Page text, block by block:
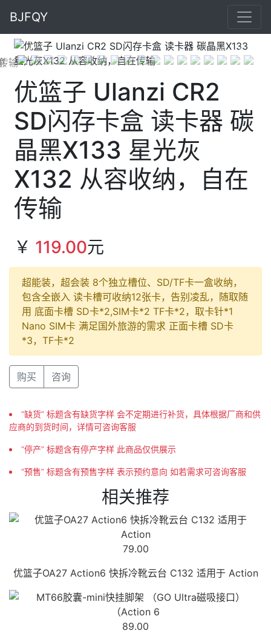
BJFQY
Previous Next
优篮子 Ulanzi CR2
SD闪存卡盒 读卡器 碳
晶黑X133 星光灰
X132 从容收纳，自在
传输
￥ 119.00元
超能装，超会装 8个独立槽位、SD/TF卡一盒收纳，
包含全嵌入 读卡槽可收纳12张卡，告别凌乱，随取随
用 底面卡槽 SD卡*2,SIM卡*2 TF卡*2，取卡针*1
Nano SIM卡 满足国外旅游的需求 正面卡槽 SD卡
*3，TF卡*2
购买 咨询
“缺货” 标题含有缺货字样 会不定期进行补货，具体根据厂商和供
应商的到货时间，详情可咨询客服
“停产” 标题含有停产字样 此商品仅供展示
“预售” 标题含有预售字样 表示预约意向 如若需求可咨询客服
相关推荐
79.00
优篮子OA27 Action6 快拆冷靴云台 C132 适用于 Action
89.00